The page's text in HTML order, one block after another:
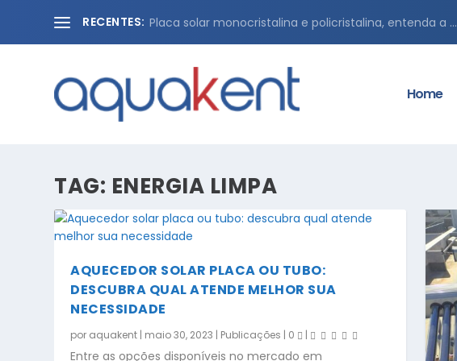
RECENTES: Placa solar monocristalina e policristalina, entenda a ...
Home
TAG: ENERGIA LIMPA
AQUECEDOR SOLAR PLACA OU TUBO:
DESCUBRA QUAL ATENDE MELHOR SUA
NECESSIDADE
por aquakent | maio 30, 2023 | Publicações | 0 |
Entre as opções disponíveis no mercado em